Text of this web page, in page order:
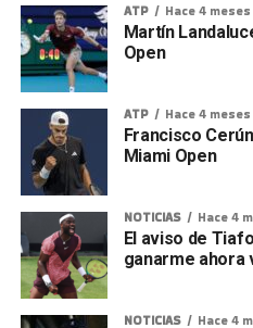
ATP Hace 4 meses
Martín
Open
ATP Hace 4 meses
Francisco
Miami Open
NOTICIAS Hace 4
El aviso de
ganarme ahora
NOTICIAS Hace 4